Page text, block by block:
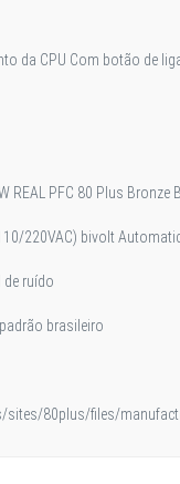
da CPU Com botão de
REAL PFC 80 Plus Bronze
220VAC) bivolt
ruído
brasileiro
80plus/files/